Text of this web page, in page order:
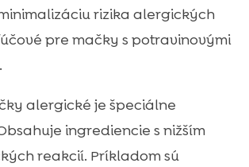
rizika alergických
pre mačky s potravinovými
alergické je špeciálne
ingrediencie s nižším
reakcií. Príkladom sú